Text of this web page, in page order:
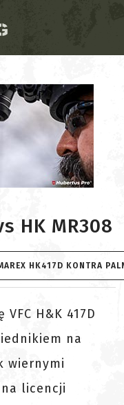
HK MR308
HK417D KONTRA
H&K 417D
na
wiernymi
licencji